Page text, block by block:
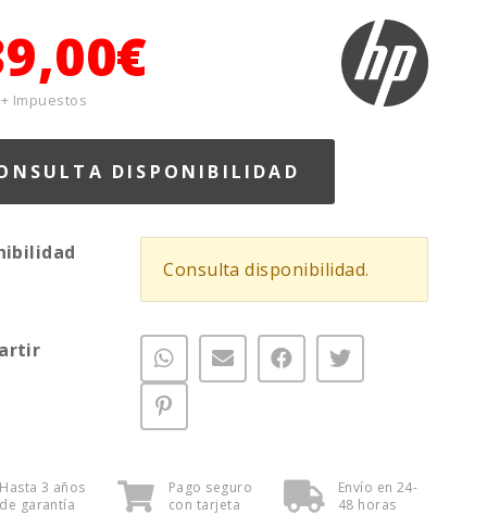
Impuestos
DISPONIBILIDAD
Consulta disponibilidad.
Hasta 3 años
de garantía
Pago seguro
con tarjeta
Envío en 24-
48 horas